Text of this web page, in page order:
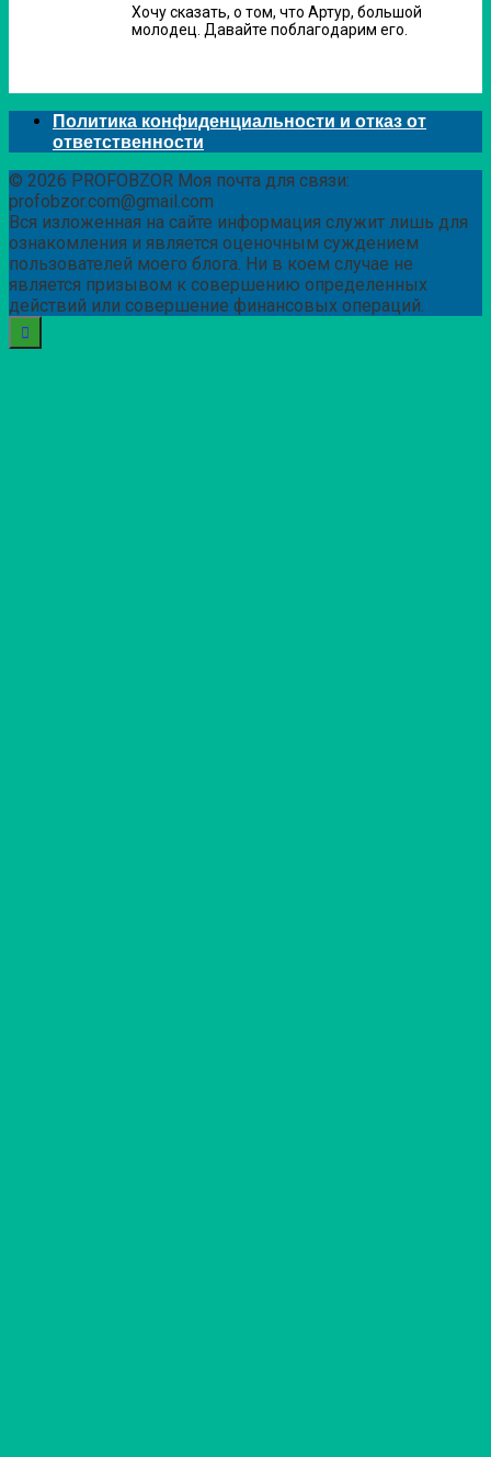
Хочу сказать, о том, что Артур, большой
молодец. Давайте поблагодарим его.
Политика конфиденциальности и отказ от
ответственности
© 2026 PROFOBZOR Моя почта для связи:
profobzor.com@gmail.com
Вся изложенная на сайте информация служит лишь для
ознакомления и является оценочным суждением
пользователей моего блога. Ни в коем случае не
является призывом к совершению определенных
действий или совершение финансовых операций.